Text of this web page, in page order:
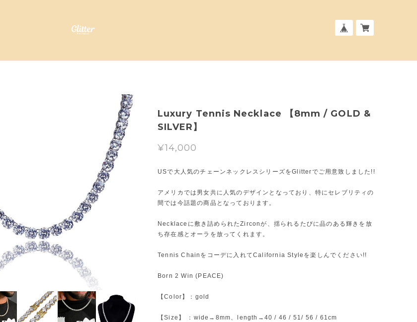
Luxury Tennis Necklace 【8mm / GOLD &
SILVER】
¥14,000
USで大人気のチェーンネックレスシリーズをGlitterでご用意致しました!!
アメリカでは男女共に人気のデザインとなっており、特にセレブリティの
間では今話題の商品となっております。
Necklaceに敷き詰められたZirconが、揺られるたびに品のある輝きを放
ち存在感とオーラを放ってくれます。
Tennis Chainをコーデに入れてCalifornia Styleを楽しんでください!!
Born 2 Win (PEACE)
【Color】：gold
【Size】 ：wide→8mm、length→40 / 46 / 51/ 56 / 61cm